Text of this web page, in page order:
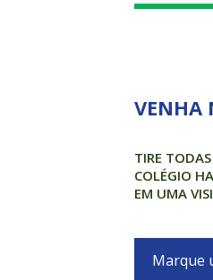
VENHA
TIRE
COLÉGIO
EM UMA
Marque